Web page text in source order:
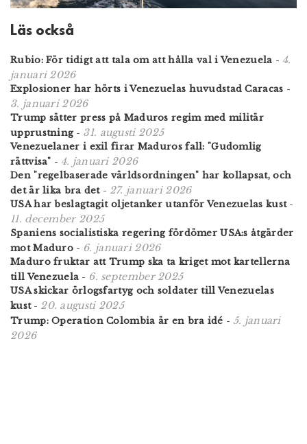
Läs också
Rubio: För tidigt att tala om att hålla val i Venezuela - 4.
januari 2026
Explosioner har hörts i Venezuelas huvudstad Caracas -
3. januari 2026
Trump sätter press på Maduros regim med militär
upprustning- 31. augusti 2025
Venezuelaner i exil firar Maduros fall: "Gudomlig
rättvisa" - 4. januari 2026
Den "regelbaserade världsordningen" har kollapsat, och
det är lika bra det- 27. januari 2026
USA har beslagtagit oljetanker utanför Venezuelas kust-
11. december 2025
Spaniens socialistiska regering fördömer USA:s åtgärder
mot Maduro - 6. januari 2026
Maduro fruktar att Trump ska ta kriget mot kartellerna
till Venezuela - 6. september 2025
USA skickar örlogsfartyg och soldater till Venezuelas
kust- 20. augusti 2025
Trump: Operation Colombia är en bra idé - 5. januari
2026